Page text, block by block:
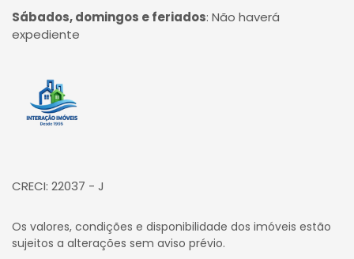
Sábados, domingos e feriados: Não haverá
expediente
Página inicial
CRECI: 22037 - J
Os valores, condições e disponibilidade dos imóveis estão
sujeitos a alterações sem aviso prévio.